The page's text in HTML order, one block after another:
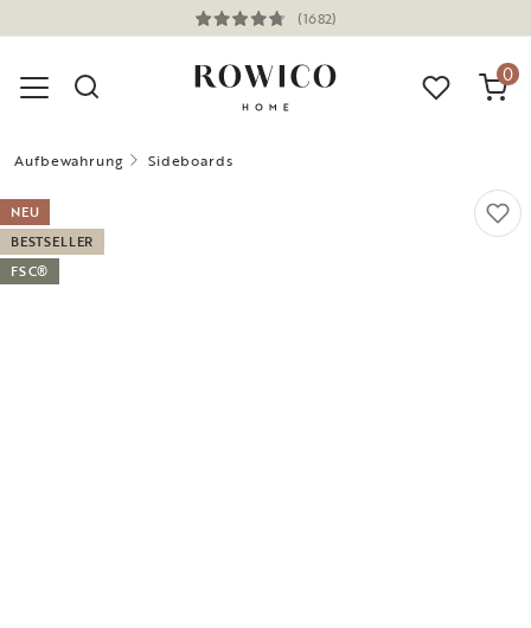
(1682)
0
Aufbewahrung Sideboards
NEU
BESTSELLER
FSC®